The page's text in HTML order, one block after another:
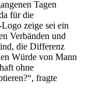
Tagen
für die
zeige sei ein
Verbänden und
die Differenz
Würde von Mann
ohne
fragte